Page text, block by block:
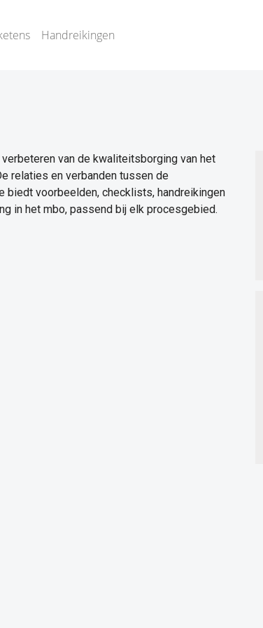
Handreikingen
van de kwaliteitsborging van het
relaties en verbanden tussen de
voorbeelden, checklists, handreikingen
in het mbo, passend bij elk procesgebied.